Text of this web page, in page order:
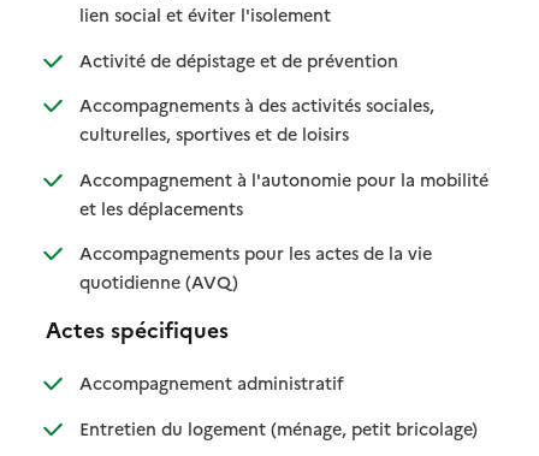
lien social et éviter l'isolement: disponible
: non disponible
Activité de dépistage et de prévention: disponible
: non disponible
Accompagnements à des activités sociales,
culturelles, sportives et de loisirs: disponible
: non disponible
Accompagnement à l'autonomie pour la mobilité
et les déplacements: disponible
: non disponible
Accompagnements pour les actes de la vie
quotidienne (AVQ): disponible
: non disponible
Actes spécifiques
Accompagnement administratif: disponible
: non disponible
Entretien du logement (ménage, petit bricolage): disponible
: non